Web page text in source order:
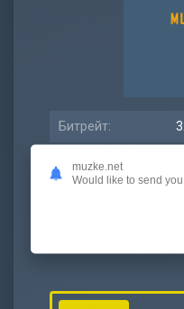
Битрейт:
muzke.net
Would like to send